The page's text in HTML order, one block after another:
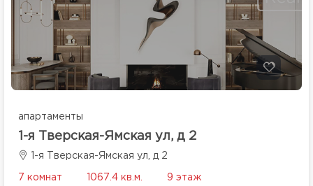
апартаменты
1-я Тверская-Ямская ул, д 2
1-я Тверская-Ямская ул, д 2
7 комнат 1067.4 кв.м. 9 этаж